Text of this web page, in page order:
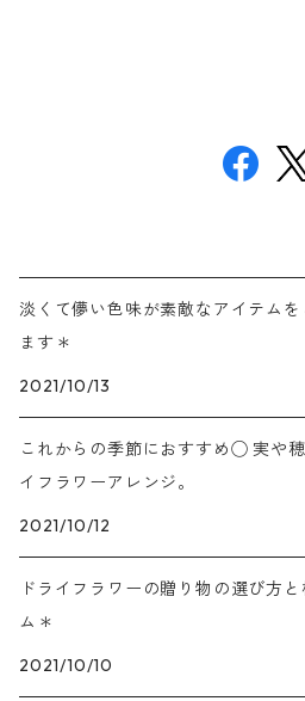
淡くて儚い色味が素敵なアイテムを
ます＊
2021/10/13
これからの季節におすすめ◯ 実や
イフラワーアレンジ。
2021/10/12
ドライフラワーの贈り物の選び方
ム＊
2021/10/10